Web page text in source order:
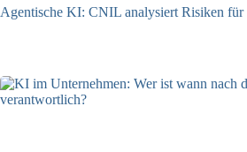
Agentische KI: CNIL analysiert Risiken für